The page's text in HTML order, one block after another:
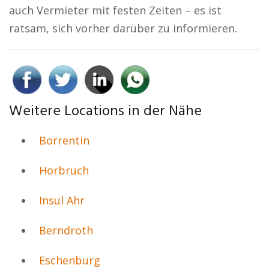
auch Vermieter mit festen Zeiten – es ist
ratsam, sich vorher darüber zu informieren.
Weitere Locations in der Nähe
Borrentin
Horbruch
Insul Ahr
Berndroth
Eschenburg